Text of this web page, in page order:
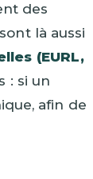
des
là aussi
(EURL,
: si un
afin de